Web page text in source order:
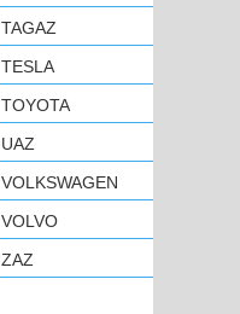
TAGAZ
TESLA
TOYOTA
UAZ
VOLKSWAGEN
VOLVO
ZAZ